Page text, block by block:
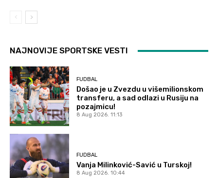
NAJNOVIJE SPORTSKE VESTI
FUDBAL
Došao je u Zvezdu u višemilionskom
transferu, a sad odlazi u Rusiju na
pozajmicu!
8 Aug 2026. 11:13
FUDBAL
Vanja Milinković-Savić u Turskoj!
8 Aug 2026. 10:44